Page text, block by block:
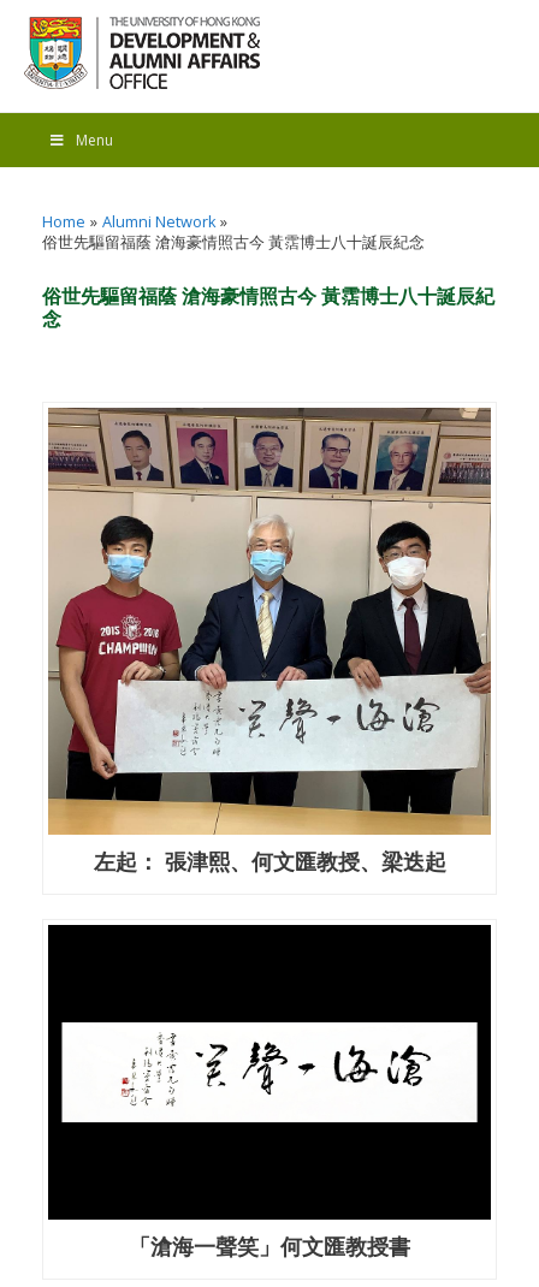
Menu
Home
Alumni Network
俗世先驅留福蔭 滄海豪情照古今 黃霑博士八十誕辰紀念
俗世先驅留福蔭 滄海豪情照古今 黃霑博士八十誕辰紀
念
左起： 張津熙、何文匯教授、梁迭起
「滄海一聲笑」何文匯教授書